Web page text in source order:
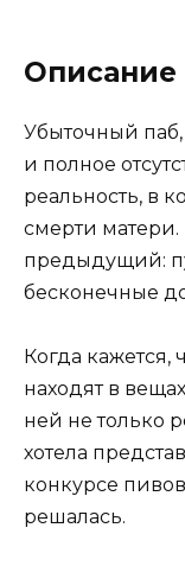
Описание
Убыточный
и полное
реальность, в
смерти
предыдущий:
бесконечные
Когда кажется,
находят в
ней не только
хотела
конкурсе
решалась.